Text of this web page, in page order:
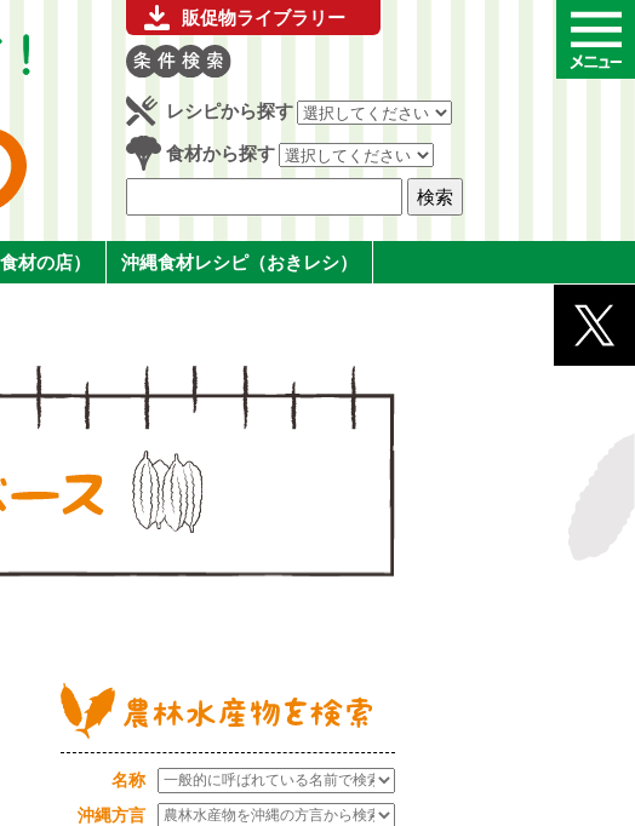
販促物ライブラリー
レシピから探す
食材から探す
材の店） 沖縄食材レシピ（おきレシ）
名称
沖縄方言